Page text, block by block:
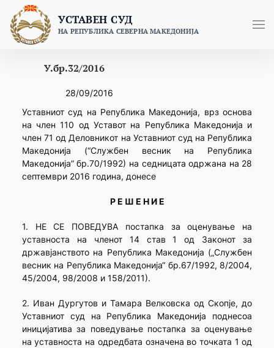
content
УСТАВЕН СУД
НА РЕПУБЛИКА СЕВЕРНА МАКЕДОНИЈА
У.бр.32/2016
28/09/2016
Уставниот суд на Република Македонија, врз основа
на член 110 од Уставот на Република Македонија и
член 71 од Деловникот на Уставниот суд на Република
Македонија (“Службен весник на Република
Македонија” бр.70/1992) на седницата одржана на 28
септември 2016 година, донесе
Р Е Ш Е Н И Е
1. НЕ СЕ ПОВЕДУВА постапка за оценување на
уставноста на членот 14 став 1 од Законот за
државјанството на Република Македонија („Службен
весник на Република Македонија“ бр.67/1992, 8/2004,
45/2004, 98/2008 и 158/2011).
2. Иван Дургутов и Тамара Велковска од Скопје, до
Уставниот суд на Република Македонија поднесоа
иницијатива за поведување постапка за оценување
на уставноста на одредбата означена во точката 1 од